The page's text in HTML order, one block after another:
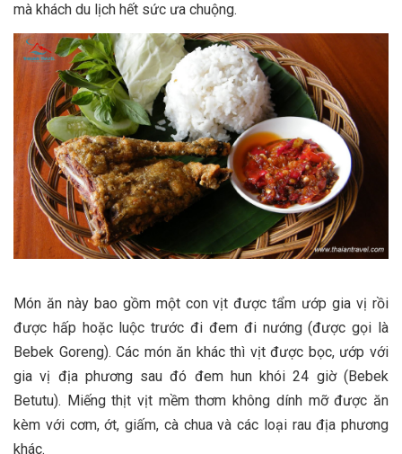
mà khách du lịch hết sức ưa chuộng.
Món ăn này bao gồm một con vịt được tẩm ướp gia vị rồi
được hấp hoặc luộc trước đi đem đi nướng (được gọi là
Bebek Goreng). Các món ăn khác thì vịt được bọc, ướp với
gia vị địa phương sau đó đem hun khói 24 giờ (Bebek
Betutu). Miếng thịt vịt mềm thơm không dính mỡ được ăn
kèm với cơm, ớt, giấm, cà chua và các loại rau địa phương
khác.